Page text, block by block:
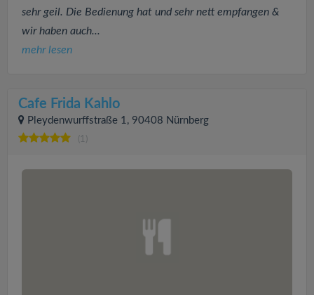
sehr geil. Die Bedienung hat und sehr nett empfangen &
wir haben auch...
mehr lesen
Cafe Frida Kahlo
Pleydenwurffstraße 1, 90408 Nürnberg
(1)